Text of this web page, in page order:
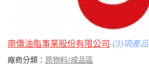
南僑油脂事業股份有限公司 (3)項產品
廠商分類： 原物料/成品區